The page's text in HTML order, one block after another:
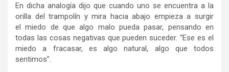
En dicha analogía dijo que cuando uno se encuentra a la
orilla del trampolín y mira hacia abajo empieza a surgir
el miedo de que algo malo pueda pasar, pensando en
todas las cosas negativas que pueden suceder. “Ese es el
miedo a fracasar, es algo natural, algo que todos
sentimos”.